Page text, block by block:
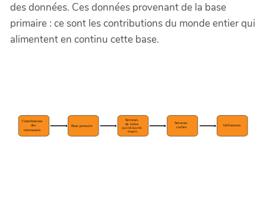
des données. Ces données provenant de la base
primaire : ce sont les contributions du monde entier qui
alimentent en continu cette base.